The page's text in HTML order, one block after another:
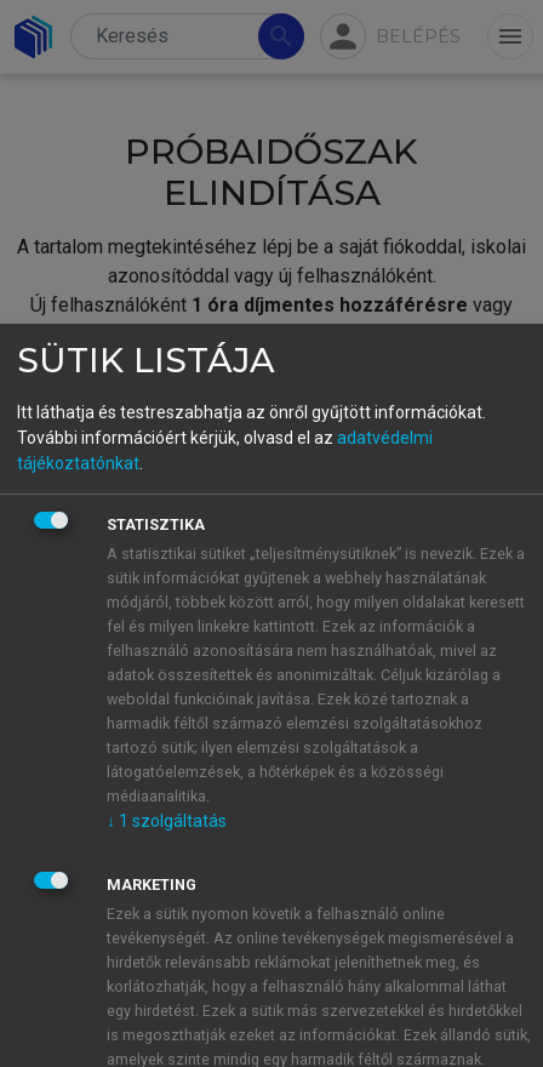
search person BELÉPÉS menu
PRÓBAIDŐSZAK
ELINDÍTÁSA
A tartalom megtekintéséhez lépj be a saját fiókoddal, iskolai
azonosítóddal vagy új felhasználóként.
Új felhasználóként 1 óra díjmentes hozzáférésre vagy
fiókoddal,vagy hozz létre új fiókot.
A regisztráció után apróbaidőszakautomatikusan
BELÉPÉS SAJÁT FIÓKKAL
ÚJ FIÓK LÉTREHOZÁSA
1 óra díjmentes hozzáférés
E-MAIL-CÍM
JELSZÓ
JELSZÓ ÚJRA
Kérek értesítést a MeRSZ újdonságairól, akcióiról.
SÜTIK LISTÁJA
Itt láthatja és testreszabhatja az önről gyűjtött információkat.
További információért kérjük, olvasd el az adatvédelmi
tájékoztatónkat
STATISZTIKA
A statisztikai sütiket „teljesítménysütiknek” is nevezik. Ezek a
sütik információkat gyűjtenek a webhely használatának
módjáról, többek között arról, hogy milyen oldalakat keresett
fel és milyen linkekre kattintott. Ezek az információk a
felhasználó azonosítására nem használhatóak, mivel az
adatok összesítettek és anonimizáltak. Céljuk kizárólag a
weboldal funkcióinak javítása. Ezek közé tartoznak a
harmadik féltől származó elemzési szolgáltatásokhoz
tartozó sütik; ilyen elemzési szolgáltatások a
látogatóelemzések, a hőtérképek és a közösségi
médiaanalitika.
↓ 1 szolgáltatás
MARKETING
Ezek a sütik nyomon követik a felhasználó online
tevékenységét. Az online tevékenységek megismerésével a
hirdetők relevánsabb reklámokat jeleníthetnek meg, és
korlátozhatják, hogy a felhasználó hány alkalommal láthat
egy hirdetést. Ezek a sütik más szervezetekkel és hirdetőkkel
is megoszthatják ezeket az információkat. Ezek állandó sütik,
amelyek szinte mindig egy harmadik féltől származnak.